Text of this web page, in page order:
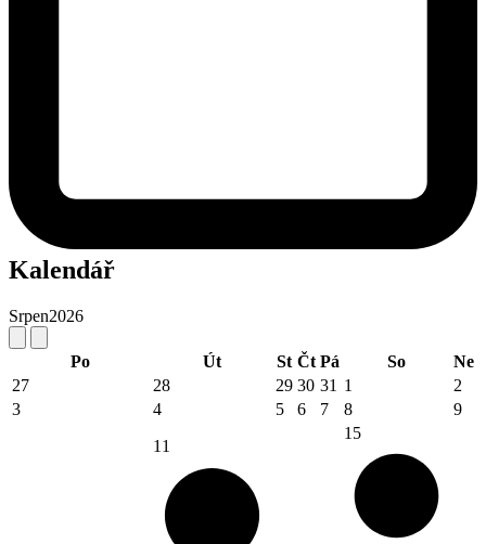
Kalendář
Srpen2026
Po Út St Čt Pá So
Ne
27
28 29 30 31 1
2
3
4 5 6 7 8 9
11
15